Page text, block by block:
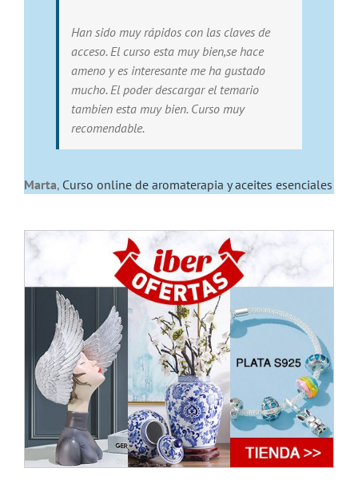
Han sido muy rápidos con las claves de
acceso. El curso esta muy bien,se hace
ameno y es interesante me ha gustado
mucho. El poder descargar el temario
tambien esta muy bien. Curso muy
recomendable.
Marta, Curso online de aromaterapia y aceites esenciales